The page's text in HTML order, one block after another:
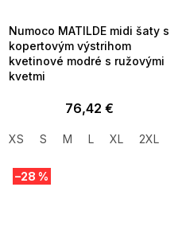
Numoco MATILDE midi šaty s
kopertovým výstrihom
kvetinové modré s ružovými
kvetmi
76,42 €
XS S M L XL 2XL
–28 %